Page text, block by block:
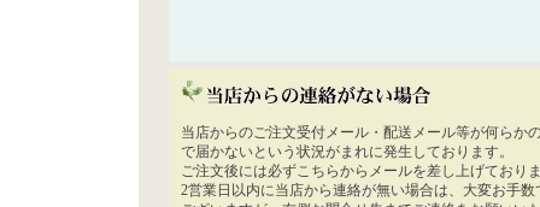
当店からのご注文受付メール・配送メール等が何らか
で届かないという状況がまれに発生しております。
ご注文後には必ずこちらからメールを差し上げており
2営業日以内に当店から連絡が無い場合は、大変お手数